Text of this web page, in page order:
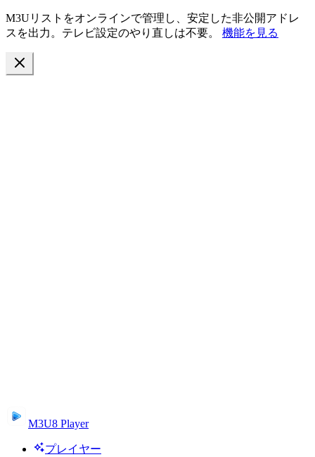
M3Uリストをオンラインで管理し、安定した非公開アドレ
スを出力。テレビ設定のやり直しは不要。
機能を見る
M3U8 Player
プレイヤー